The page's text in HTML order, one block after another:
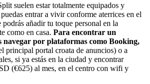
suelen estar totalmente equipados y
entrar a vivir conforme aterrices en el
podrás añadir tu toque personal en la
como en casa. Para encontrar un
navegar por plataformas como Booking,
principal portal croata de anuncios) o a
si ya estás en la ciudad y encontrar
(€625) al mes, en el centro con wifi y